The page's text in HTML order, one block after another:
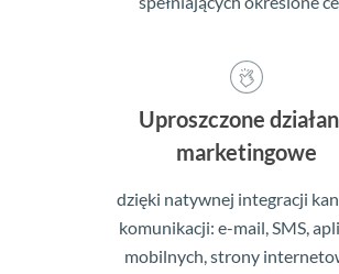
Uproszczone
marketingowe
dzięki natywnej integracji
komunikacji: e-mail, SMS,
mobilnych, strony